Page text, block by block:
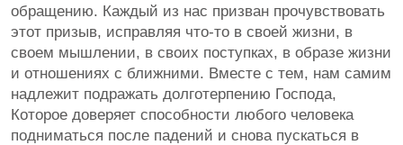
обращению. Каждый из нас призван прочувствовать
этот призыв, исправляя что-то в своей жизни, в
своем мышлении, в своих поступках, в образе жизни
и отношениях с ближними. Вместе с тем, нам самим
надлежит подражать долготерпению Господа,
Которое доверяет способности любого человека
подниматься после падений и снова пускаться в